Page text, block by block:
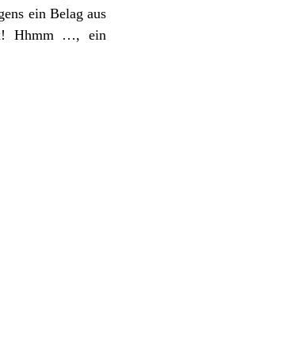
ein Belag aus
Hhmm …, ein